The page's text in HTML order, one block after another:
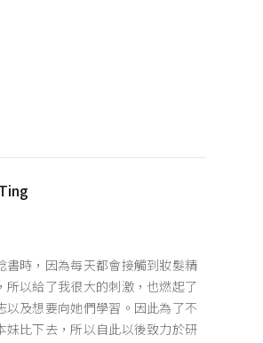
Ting
書時，因為每天都會接觸到妝髮精
所以給了我很大的刺激，也燃起了
以及想要向她們學習。因此為了不
妹比下去，所以自此以後致力於研